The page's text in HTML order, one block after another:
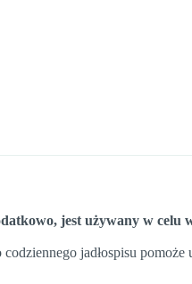
jest używany w celu
jadłospisu